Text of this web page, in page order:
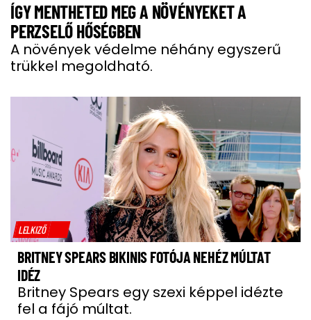
ÍGY MENTHETED MEG A NÖVÉNYEKET A
PERZSELŐ HŐSÉGBEN
A növények védelme néhány egyszerű
trükkel megoldható.
LELKIZŐ
BRITNEY SPEARS BIKINIS FOTÓJA NEHÉZ MÚLTAT
IDÉZ
Britney Spears egy szexi képpel idézte
fel a fájó múltat.